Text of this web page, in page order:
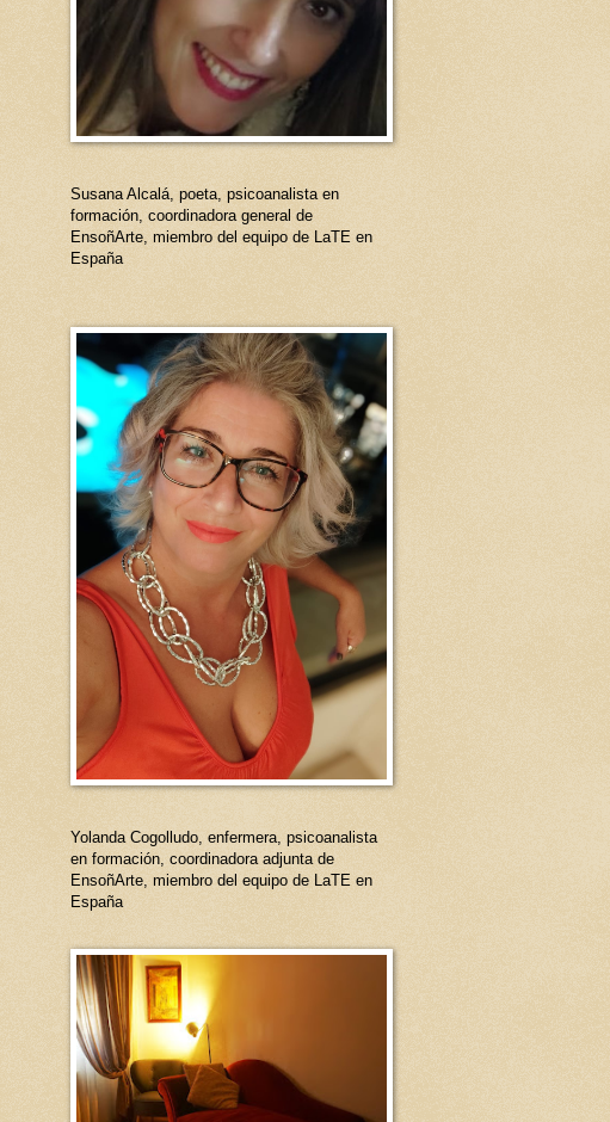
Susana Alcalá, poeta, psicoanalista en
formación, coordinadora general de
EnsoñArte, miembro del equipo de LaTE en
España
Yolanda Cogolludo, enfermera, psicoanalista
en formación, coordinadora adjunta de
EnsoñArte, miembro del equipo de LaTE en
España